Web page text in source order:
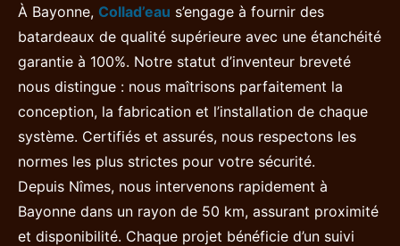
À Bayonne, Collad’eau s’engage à fournir des
batardeaux de qualité supérieure avec une étanchéité
garantie à 100%. Notre statut d’inventeur breveté
nous distingue : nous maîtrisons parfaitement la
conception, la fabrication et l’installation de chaque
système. Certifiés et assurés, nous respectons les
normes les plus strictes pour votre sécurité.
Depuis Nîmes, nous intervenons rapidement à
Bayonne dans un rayon de 50 km, assurant proximité
et disponibilité. Chaque projet bénéficie d’un suivi